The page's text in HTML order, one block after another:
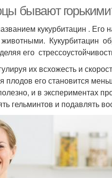
бывают
кукурбитацин . Его
Кукурбитацин
его
их всхожесть и
плодов его становится
и в экспериментах
гельминтов и подавлять